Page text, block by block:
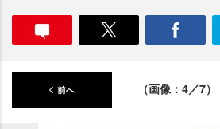
前へ （画像：4／7）